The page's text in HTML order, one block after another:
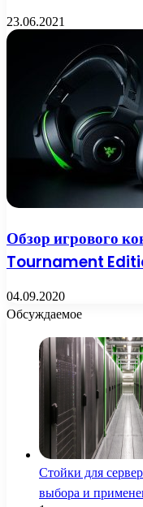
23.06.2021
Обзор игрового
Tournament
04.09.2020
Обсуждаемое
Стойки для
выбора и